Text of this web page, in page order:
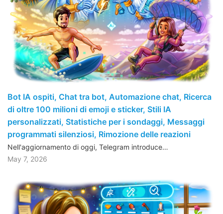
Bot IA ospiti, Chat tra bot, Automazione chat, Ricerca
di oltre 100 milioni di emoji e sticker, Stili IA
personalizzati, Statistiche per i sondaggi, Messaggi
programmati silenziosi, Rimozione delle reazioni
Nell'aggiornamento di oggi, Telegram introduce…
May 7, 2026